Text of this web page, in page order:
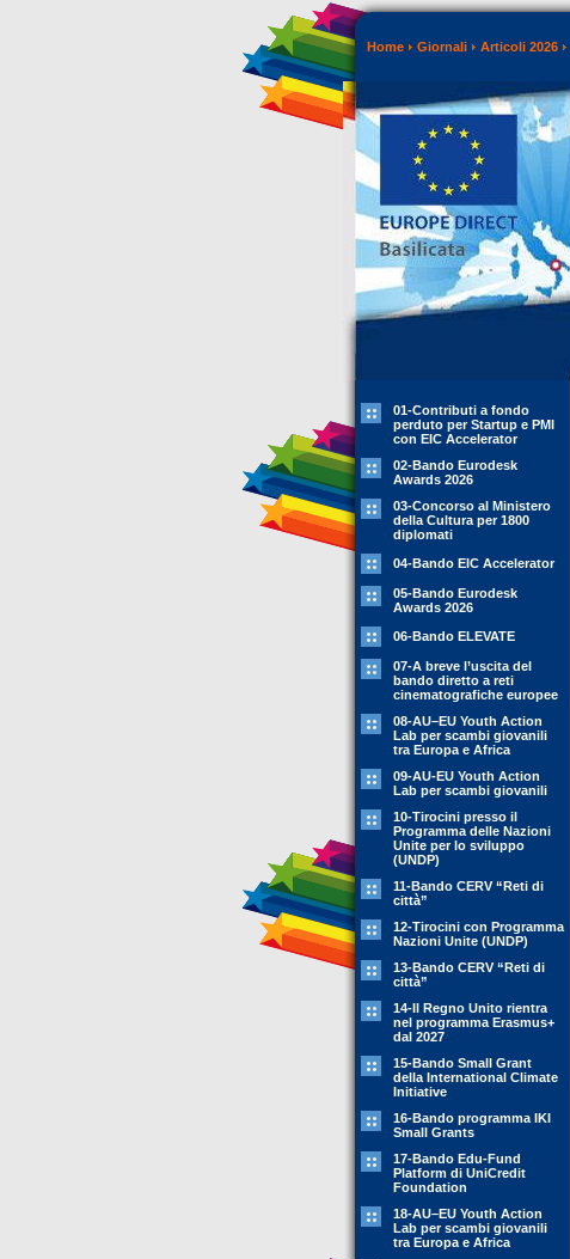
Home Giornali Articoli 2026
01-Contributi a fondo
perduto per Startup e PMI
con EIC Accelerator
02-Bando Eurodesk
Awards 2026
03-Concorso al Ministero
della Cultura per 1800
diplomati
04-Bando EIC Accelerator
05-Bando Eurodesk
Awards 2026
06-Bando ELEVATE
07-A breve l’uscita del
bando diretto a reti
cinematografiche europee
08-AU–EU Youth Action
Lab per scambi giovanili
tra Europa e Africa
09-AU-EU Youth Action
Lab per scambi giovanili
10-Tirocini presso il
Programma delle Nazioni
Unite per lo sviluppo
(UNDP)
11-Bando CERV “Reti di
città”
12-Tirocini con Programma
Nazioni Unite (UNDP)
13-Bando CERV “Reti di
città”
14-Il Regno Unito rientra
nel programma Erasmus+
dal 2027
15-Bando Small Grant
della International Climate
Initiative
16-Bando programma IKI
Small Grants
17-Bando Edu-Fund
Platform di UniCredit
Foundation
18-AU–EU Youth Action
Lab per scambi giovanili
tra Europa e Africa